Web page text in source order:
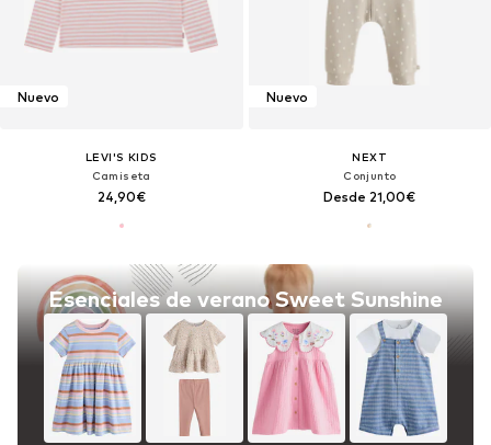
Nuevo
LEVI'S KIDS
Camiseta
24,90€
Esenciales de verano Sweet Sunshine
Nuevo
NEXT
Conjunto
Desde 21,00€